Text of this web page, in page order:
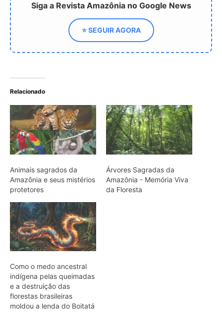
Siga a Revista Amazônia no Google News
⭐ SEGUIR AGORA
Relacionado
Animais sagrados da
Amazônia e seus mistérios
protetores
Árvores Sagradas da
Amazônia - Memória Viva
da Floresta
Como o medo ancestral
indígena pelas queimadas
e a destruição das
florestas brasileiras
moldou a lenda do Boitatá